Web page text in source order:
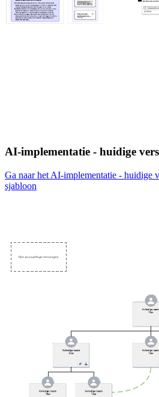
AI-implementatie - huidige
Ga naar het AI-implementatie - huidige
sjabloon